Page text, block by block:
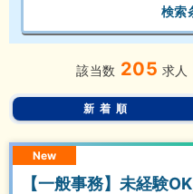
検索
該当数 205 求人
新着順
New
【一般事務】未経験